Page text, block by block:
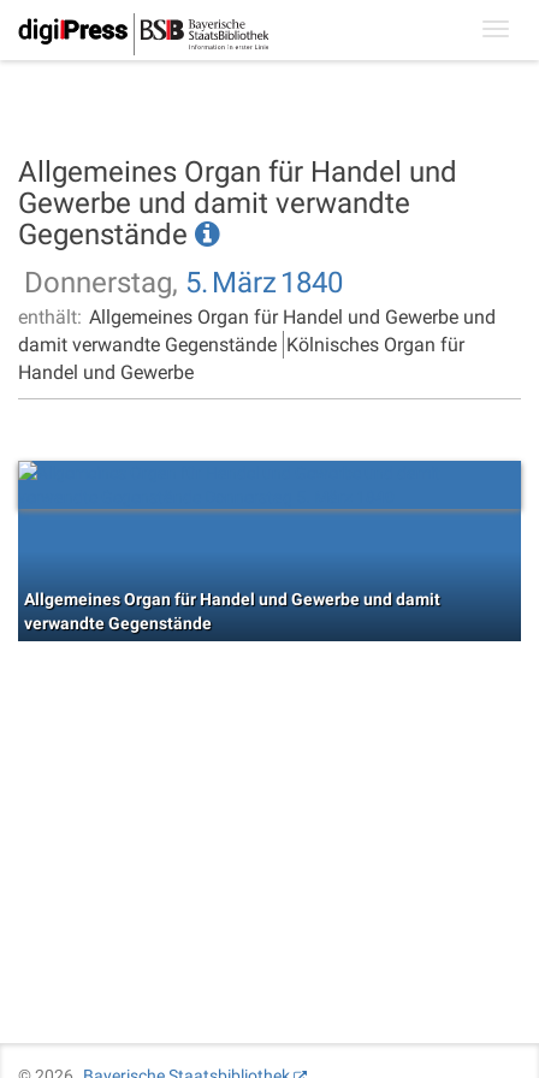
Allgemeines Organ für Handel und
Gewerbe und damit verwandte
Gegenstände
Donnerstag, 5. März 1840
enthält: Allgemeines Organ für Handel und Gewerbe und
damit verwandte Gegenstände Kölnisches Organ für
Handel und Gewerbe
Allgemeines Organ für Handel und Gewerbe und damit
verwandte Gegenstände